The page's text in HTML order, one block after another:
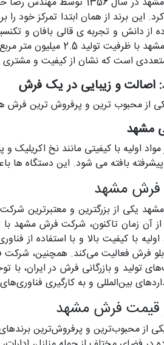
از دانش و تجربه ی قالی بافان و
شرکت فرش مشهد
متعددی است که نشان از کیفیت و مشتری
اصالت و زیبایی در یک فرش
از محبوب ترین و پرفروش ترین فرش
مشهد
مواد اولیه با کیفیتی مانند نخ
بافته می شود. این دستگاه ها
فرش مشهد
آن زمان تاکنون، شرکت فرش مشهد با
اولیه با کیفیت بالا و با استفاده
فرش فعالیت می‌کند. همچنین،
تولید و بازرگانی فرش در ایران،
بین‌المللی و به کارگیری
قیمت فرش مشهد
از محبوب‌ترین و پرفروش‌ترین